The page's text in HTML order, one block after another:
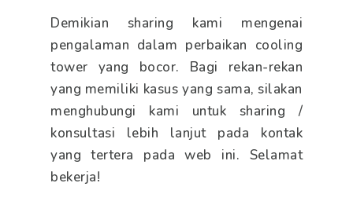
Demikian sharing kami mengenai
pengalaman dalam perbaikan cooling
tower yang bocor. Bagi rekan-rekan
yang memiliki kasus yang sama, silakan
menghubungi kami untuk sharing /
konsultasi lebih lanjut pada kontak
yang tertera pada web ini. Selamat
bekerja!